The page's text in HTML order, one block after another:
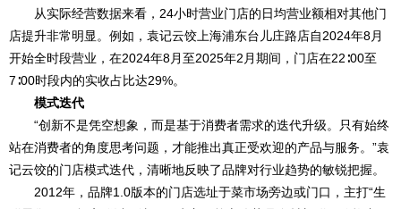
从实际经营数据来看，24小时营业门店的日均营业额相对其他门
店提升非常明显。例如，袁记云饺上海浦东台儿庄路店自2024年8月
开始全时段营业，在2024年8月至2025年2月期间，门店在22∶00至
7∶00时段内的实收占比达29%。
模式迭代
“创新不是凭空想象，而是基于消费者需求的迭代升级。只有始终
站在消费者的角度思考问题，才能推出真正受欢迎的产品与服务。”袁
记云饺的门店模式迭代，清晰地反映了品牌对行业趋势的敏锐把握。
2012年，品牌1.0版本的门店选址于菜市场旁边或门口，主打“生